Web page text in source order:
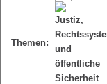
Themen: